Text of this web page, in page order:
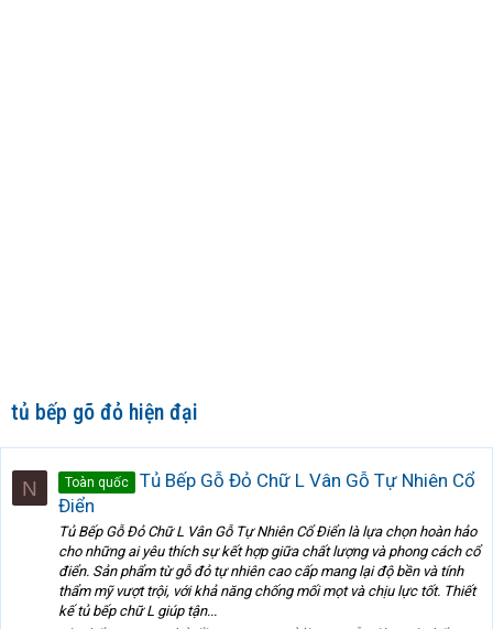
tủ bếp gõ đỏ hiện đại
N Toàn quốc
Tủ Bếp Gỗ Đỏ Chữ L Vân Gỗ Tự Nhiên Cổ
Điển
Tủ Bếp Gỗ Đỏ Chữ L Vân Gỗ Tự Nhiên Cổ Điển là lựa chọn hoàn hảo
cho những ai yêu thích sự kết hợp giữa chất lượng và phong cách cổ
điển. Sản phẩm từ gỗ đỏ tự nhiên cao cấp mang lại độ bền và tính
thẩm mỹ vượt trội, với khả năng chống mối mọt và chịu lực tốt. Thiết
kế tủ bếp chữ L giúp tận...